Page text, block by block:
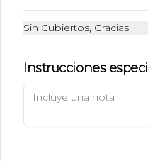
Sin Cubiertos, Gracias
Instrucciones